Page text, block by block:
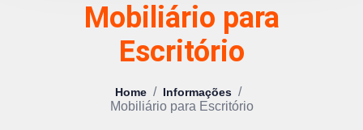
Mobiliário para
Escritório
Home / Informações /
Mobiliário para Escritório